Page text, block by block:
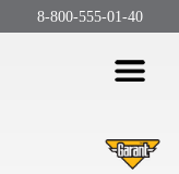
8-800-555-01-40